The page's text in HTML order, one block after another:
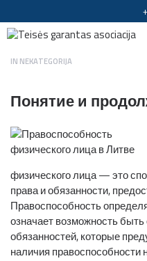
IN NEKATEGORIJA
Понятие и
физического лица — это
права и обязанности,
Правоспособность
означает возможность
обязанностей, которые
наличия правоспособности